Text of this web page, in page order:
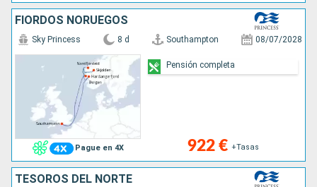
FIORDOS NORUEGOS
Pague en 4X
Sky Princess 8 d Southampton 08/07/2028
922 € +Tasas
Pensión completa
TESOROS DEL NORTE